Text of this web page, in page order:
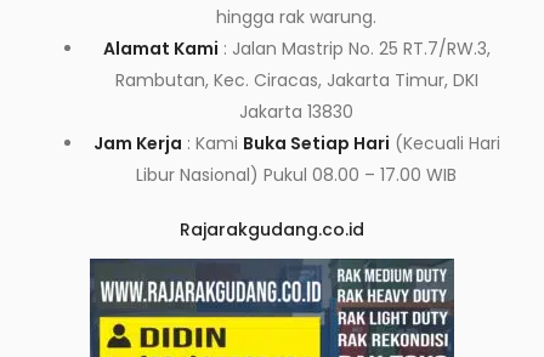
hingga rak warung.
Alamat Kami : Jalan Mastrip No. 25 RT.7/RW.3,
Rambutan, Kec. Ciracas, Jakarta Timur, DKI
Jakarta 13830
Jam Kerja : Kami Buka Setiap Hari (Kecuali Hari
Libur Nasional) Pukul 08.00 – 17.00 WIB
Rajarakgudang.co.id